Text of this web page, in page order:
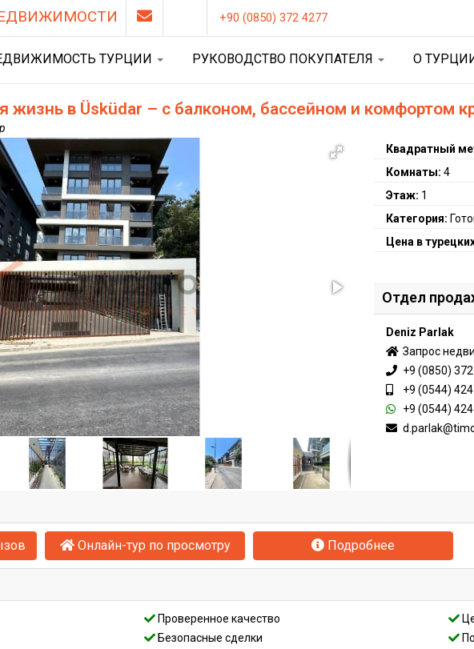
+90 (0850) 372 4277
ТУРЦИИ РУКОВОДСТВО ПОКУПАТЕЛЯ О
жизнь в Üsküdar – с балконом, бассейном и комфортом
Квадратный
Комнаты:4
Этаж: 1
Категория:
Цена в
Отдел
Deniz Parlak
Запрос
+9 (0850)
+9 (0544)
+9 (0544)
Онлайн-тур по просмотру Подробнее
Проверенное качество
Безопасные сделки